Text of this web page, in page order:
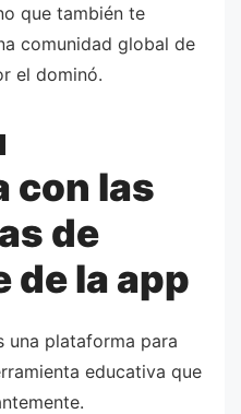
que también te
comunidad global de
el dominó.
con las
de
de la app
una plataforma para
educativa que